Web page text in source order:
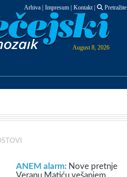
Arhiva Impresum Kontakt| Pretražite
August 8, 2026
ANEM alarm: Nove pretnje
Veranu Matiću vešanjem,